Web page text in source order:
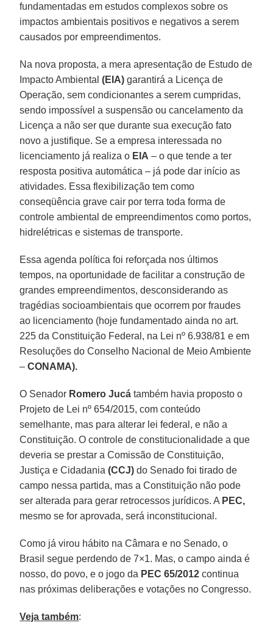
fundamentadas em estudos complexos sobre os
impactos ambientais positivos e negativos a serem
causados por empreendimentos.
Na nova proposta, a mera apresentação de Estudo de
Impacto Ambiental(EIA) garantirá a Licença de
Operação, sem condicionantes a serem cumpridas,
sendo impossível a suspensão ou cancelamento da
Licença a não ser que durante sua execução fato
novo a justifique. Se a empresa interessada no
licenciamento já realiza o EIA – o que tende a ter
resposta positiva automática – já pode dar início as
atividades. Essa flexibilização tem como
conseqüência grave cair por terra toda forma de
controle ambiental de empreendimentos como portos,
hidrelétricas e sistemas de transporte.
Essa agenda política foi reforçada nos últimos
tempos, na oportunidade de facilitar a construção de
grandes empreendimentos, desconsiderando as
tragédias socioambientais que ocorrem por fraudes
ao licenciamento (hoje fundamentado ainda no art.
225 da Constituição Federal, na Lei nº 6.938/81 e em
Resoluções do Conselho Nacional de Meio Ambiente
–CONAMA).
O Senador Romero Jucá também havia proposto o
Projeto de Lei nº 654/2015, com conteúdo
semelhante, mas para alterar lei federal, e não a
Constituição. O controle de constitucionalidade a que
deveria se prestar a Comissão de Constituição,
Justiça e Cidadania(CCJ) do Senado foi tirado de
campo nessa partida, mas a Constituição não pode
ser alterada para gerar retrocessos jurídicos. A PEC,
mesmo se for aprovada, será inconstitucional.
Como já virou hábito na Câmara e no Senado, o
Brasil segue perdendo de 7×1. Mas, o campo ainda é
nosso, do povo, e o jogo da PEC 65/2012 continua
nas próximas deliberações e votações no Congresso.
Veja também: